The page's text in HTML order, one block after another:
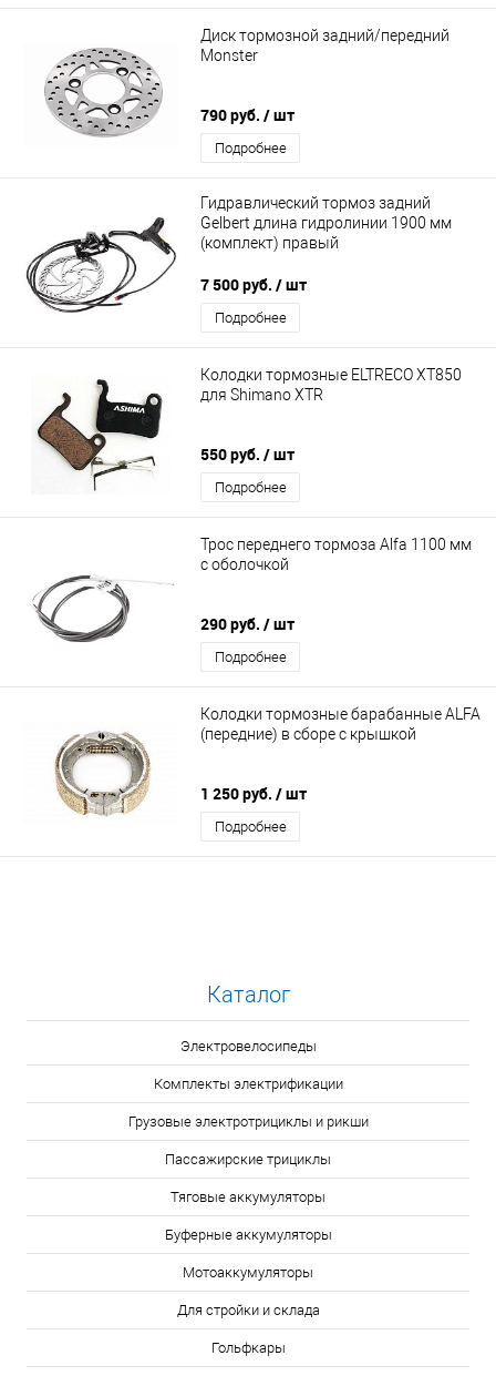
Диск тормозной задний/передний
Monster
790 руб. / шт
Подробнее
Гидравлический тормоз задний
Gelbert длина гидролинии 1900 мм
(комплект) правый
7 500 руб. / шт
Подробнее
Колодки тормозные ELTRECO XT850
для Shimano XTR
550 руб. / шт
Подробнее
Трос переднего тормоза Alfa 1100 мм
с оболочкой
290 руб. / шт
Подробнее
Колодки тормозные барабанные ALFA
(передние) в сборе с крышкой
1 250 руб. / шт
Подробнее
Каталог
Электровелосипеды
Комплекты электрификации
Грузовые электротрициклы и рикши
Пассажирские трициклы
Тяговые аккумуляторы
Буферные аккумуляторы
Мотоаккумуляторы
Для стройки и склада
Гольфкары